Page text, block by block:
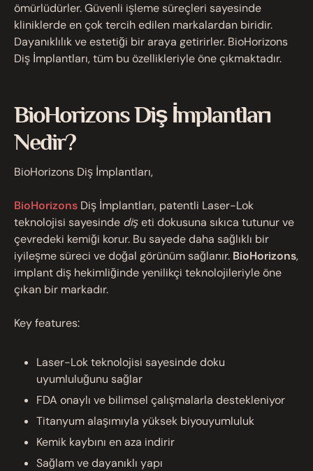
ömürlüdürler. Güvenli işleme süreçleri sayesinde
kliniklerde en çok tercih edilen markalardan biridir.
Dayanıklılık ve estetiği bir araya getirirler. BioHorizons
Diş İmplantları, tüm bu özellikleriyle öne çıkmaktadır.
BioHorizons Diş İmplantları
Nedir?
BioHorizons Diş İmplantları,
BioHorizons Diş İmplantları, patentli Laser-Lok
teknolojisi sayesinde dişeti dokusuna sıkıca tutunur ve
çevredeki kemiği korur. Bu sayede daha sağlıklı bir
iyileşme süreci ve doğal görünüm sağlanır. BioHorizons,
implant diş hekimliğinde yenilikçi teknolojileriyle öne
çıkan bir markadır.
Key features:
Laser-Lok teknolojisi sayesinde doku
uyumluluğunu sağlar
FDA onaylı ve bilimsel çalışmalarla destekleniyor
Titanyum alaşımıyla yüksek biyouyumluluk
Kemik kaybını en aza indirir
Sağlam ve dayanıklı yapı